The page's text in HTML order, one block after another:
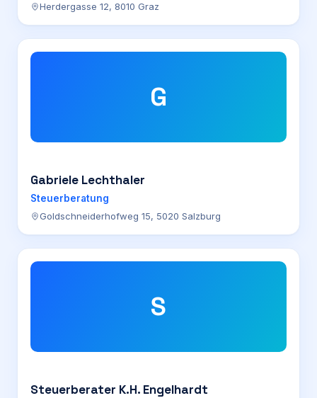
Herdergasse 12, 8010 Graz
G
Gabriele Lechthaler
Steuerberatung
Goldschneiderhofweg 15, 5020 Salzburg
S
Steuerberater K.H. Engelhardt